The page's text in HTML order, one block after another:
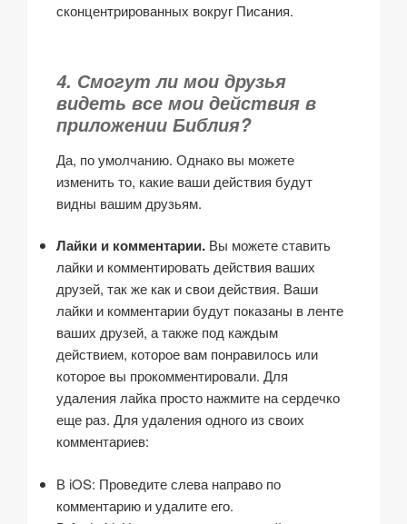
сконцентрированных вокруг Писания.
4. Смогут ли мои друзья
видеть все мои действия в
приложении Библия?
Да, по умолчанию. Однако вы можете
изменить то, какие ваши действия будут
видны вашим друзьям.
Лайки и комментарии. Вы можете ставить
лайки и комментировать действия ваших
друзей, так же как и свои действия. Ваши
лайки и комментарии будут показаны в ленте
ваших друзей, а также под каждым
действием, которое вам понравилось или
которое вы прокомментировали. Для
удаления лайка просто нажмите на сердечко
еще раз. Для удаления одного из своих
комментариев:
В iOS: Проведите слева направо по
комментарию и удалите его.